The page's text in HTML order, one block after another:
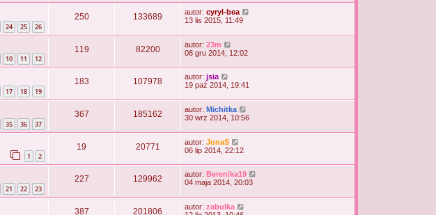
24 25 26
250 133689 autor: cyryl-bea
13 lis 2015, 11:49
10 11 12
119 82200 autor: 23m
08 gru 2014, 12:02
17 18 19
183 107978 autor: jsia
19 paź 2014, 19:41
35 36 37
367 185162 autor: Michitka
30 wrz 2014, 10:56
1 2
19 20771 autor: JonaS
06 lip 2014, 22:12
21 22 23
227 129962 autor: Berenika19
04 maja 2014, 20:03
387 201806 autor: zabulka